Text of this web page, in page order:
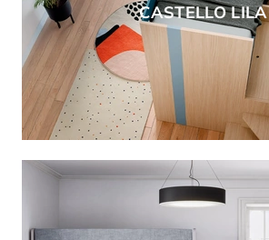
CASTELLO LILA